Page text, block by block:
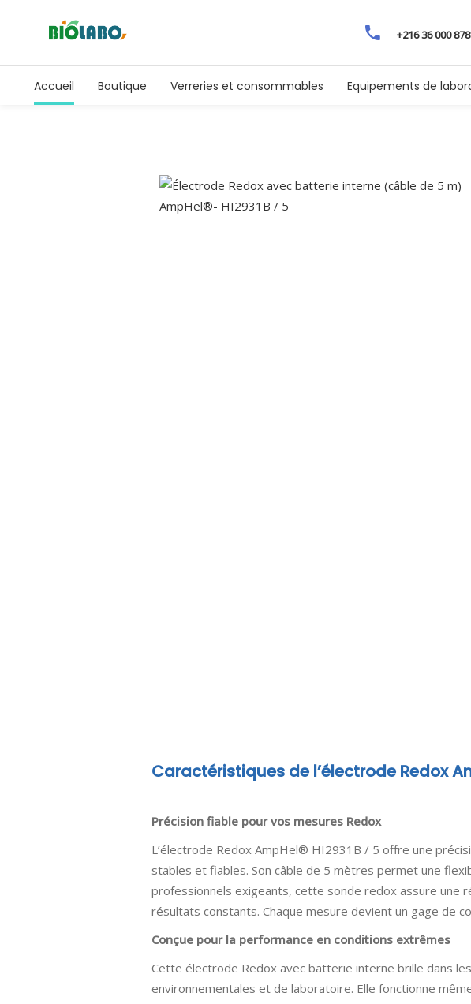
+216 36 000
Accueil Boutique Verreries et consommables Equipements de
Caractéristiques de l’électrode Redox
Précision fiable pour vos mesures Redox
L’électrode Redox AmpHel® HI2931B / 5 offre une
stables et fiables. Son câble de 5 mètres permet une
professionnels exigeants, cette sonde redox assure une
résultats constants. Chaque mesure devient un gage de
Conçue pour la performance en conditions extrêmes
Cette électrode Redox avec batterie interne brille dans
environnementales et de laboratoire. Elle fonctionne